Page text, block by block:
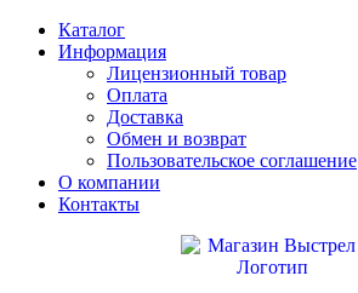
Каталог
Информация
Лицензионный товар
Оплата
Доставка
Обмен и возврат
Пользовательское соглашение
О компании
Контакты